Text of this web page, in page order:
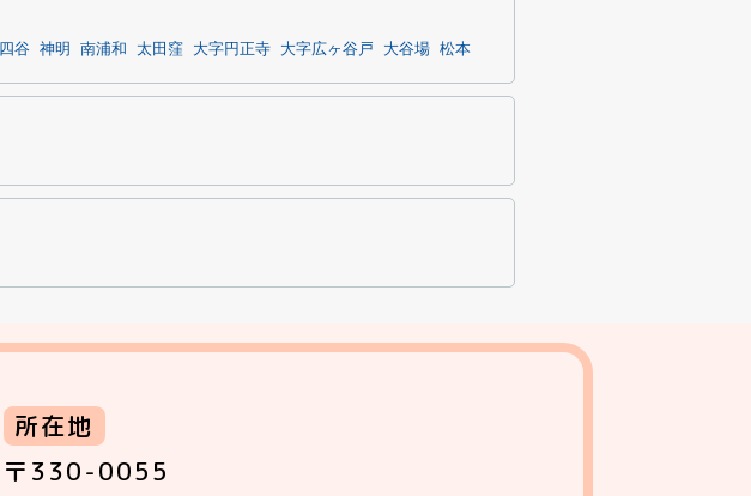
四谷 神明 南浦和 太田窪 大字円正寺 大字広ヶ谷戸 大谷場 松本
所在地
〒330-0055